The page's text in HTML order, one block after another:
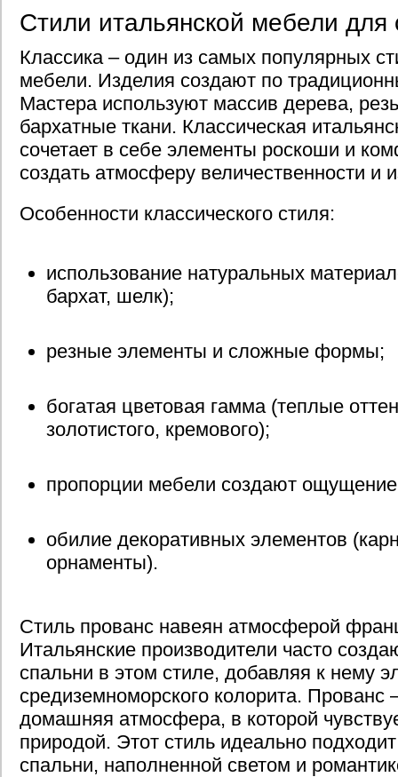
Стили итальянской мебели для
Классика – один из самых популярных
мебели. Изделия создают по
Мастера используют массив дерева,
бархатные ткани. Классическая
сочетает в себе элементы роскоши и
создать атмосферу величественности и
Особенности классического стиля:
использование натуральных
бархат, шелк);
резные элементы и сложные формы;
богатая цветовая гамма (теплые
золотистого, кремового);
пропорции мебели создают
обилие декоративных элементов
орнаменты).
Стиль прованс навеян атмосферой
Итальянские производители часто
спальни в этом стиле, добавляя к нему
средиземноморского колорита. Прованс
домашняя атмосфера, в которой
природой. Этот стиль идеально
спальни, наполненной светом и